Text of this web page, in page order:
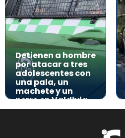
Detienen a hombre
por atacar a tres
adolescentes con
una pala, un
machete y un
perro en Valdivia